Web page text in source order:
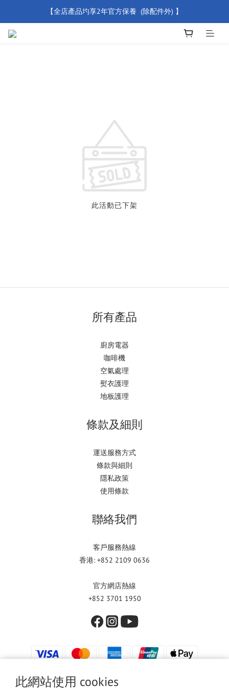
此網站使用 cookies
【買滿 $500 免運費】
【全店產品圴享2年官方保養  (除配件外) 】
此活動已下架
所有產品
廚房電器
咖啡機
空氣處理
熨衣護理
地板護理
條款及細則
運送服務方式
條款與細則
隱私政策
使用條款
聯絡我們
客戶服務熱線
香港: +852 2109 0636
官方網店熱線
+852 3701 1950